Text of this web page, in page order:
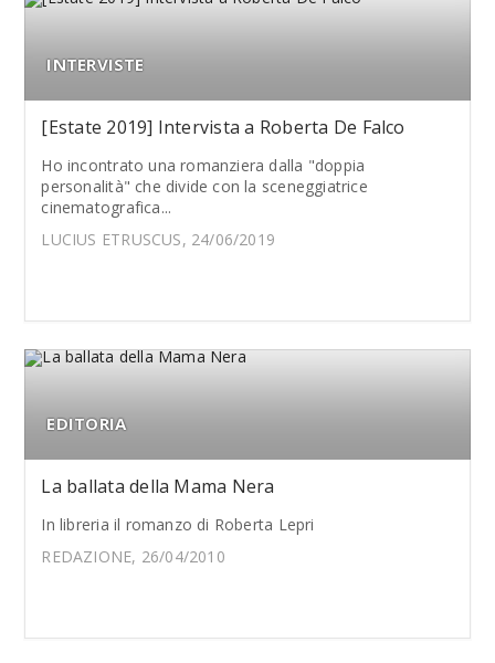
INTERVISTE
[Estate 2019] Intervista a Roberta De Falco
Ho incontrato una romanziera dalla "doppia
personalità" che divide con la sceneggiatrice
cinematografica...
LUCIUS ETRUSCUS, 24/06/2019
EDITORIA
La ballata della Mama Nera
In libreria il romanzo di Roberta Lepri
REDAZIONE, 26/04/2010